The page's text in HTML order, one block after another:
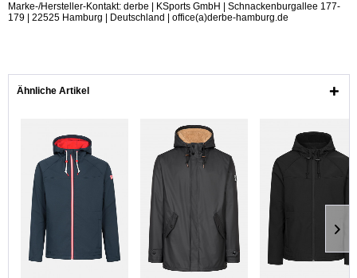
Marke-/Hersteller-Kontakt: derbe | KSports GmbH | Schnackenburgallee 177-
179 | 22525 Hamburg | Deutschland | office(a)derbe-hamburg.de
Ähnliche Artikel